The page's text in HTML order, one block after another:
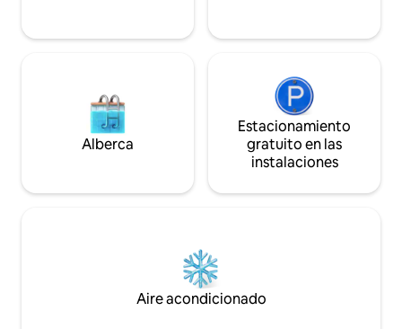
Alberca
Estacionamiento
gratuito en las
instalaciones
Aire acondicionado